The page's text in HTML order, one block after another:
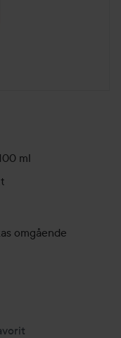
ml
omgående